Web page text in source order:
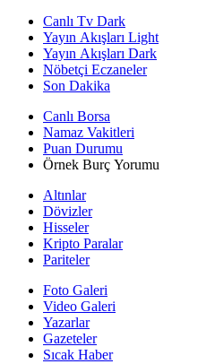
Canlı Tv Dark
Yayın Akışları Light
Yayın Akışları Dark
Nöbetçi Eczaneler
Son Dakika
Canlı Borsa
Namaz Vakitleri
Puan Durumu
Örnek Burç Yorumu
Altınlar
Dövizler
Hisseler
Kripto Paralar
Pariteler
Foto Galeri
Video Galeri
Yazarlar
Gazeteler
Sıcak Haber